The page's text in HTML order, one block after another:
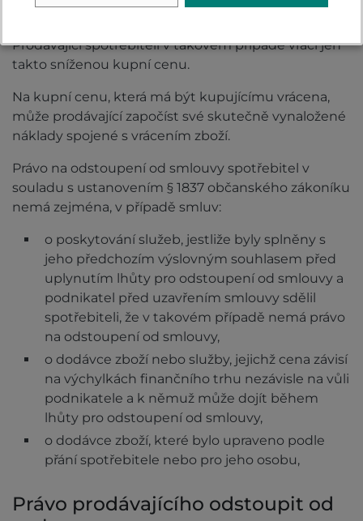
svůj nárok na vrácenou kupní cenu. Prodávající je v
Prodávající spotřebiteli v takovém případě vrací jen
takto sníženou kupní cenu.
Na kupní cenu, která má být kupujícímu vrácena,
může prodávající započíst své skutečně vynaložené
náklady spojené s vrácením zboží.
Právo na odstoupení od smlouvy spotřebitel v
souladu s ustanovením § 1837 občanského zákoníku
nemá zejména, v případě smluv:
o poskytování služeb, jestliže byly splněny s
jeho předchozím výslovným souhlasem před
uplynutím lhůty pro odstoupení od smlouvy a
podnikatel před uzavřením smlouvy sdělil
spotřebiteli, že v takovém případě nemá právo
na odstoupení od smlouvy,
o dodávce zboží nebo služby, jejichž cena závisí
na výchylkách finančního trhu nezávisle na vůli
podnikatele a k němuž může dojít během
lhůty pro odstoupení od smlouvy,
o dodávce zboží, které bylo upraveno podle
přání spotřebitele nebo pro jeho osobu,
Právo prodávajícího odstoupit od